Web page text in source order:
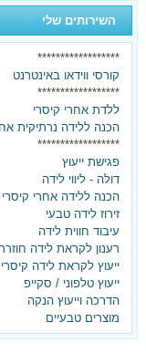
השירותים שלי
******************
קורסי ווידאו באינטרנט
******************
ללדת אחרי קיסרי
הכנה ללידה נרתיקית
******************
פגישת ייעוץ
דולה - ליווי לידה
הכנה ללידה אחרי קיסרי
זירוז לידה טבעי
עיבוד חווית לידה
רענון לקראת לידה
ייעוץ לקראת לידה
ייעוץ טלפוני / סקייפ
הדרכה וייעוץ הנקה
מוצרים טבעיים
בלידה